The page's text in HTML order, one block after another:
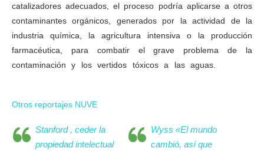
catalizadores adecuados, el proceso podría aplicarse a otros
contaminantes orgánicos, generados por la actividad de la
industria química, la agricultura intensiva o la producción
farmacéutica, para combatir el grave problema de la
contaminación y los vertidos tóxicos a las aguas.
Otros reportajes NUVE
Stanford , ceder la
propiedad intelectual
Wyss «El mundo
cambió, así que